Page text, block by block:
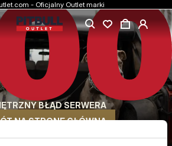
- Oficjalny Outlet marki
BŁĄD SERWERA
NA STRONĘ GŁÓWNĄ
w rewelacyjnych cenach.
do wyboru
opcje zwrotu do wyboru